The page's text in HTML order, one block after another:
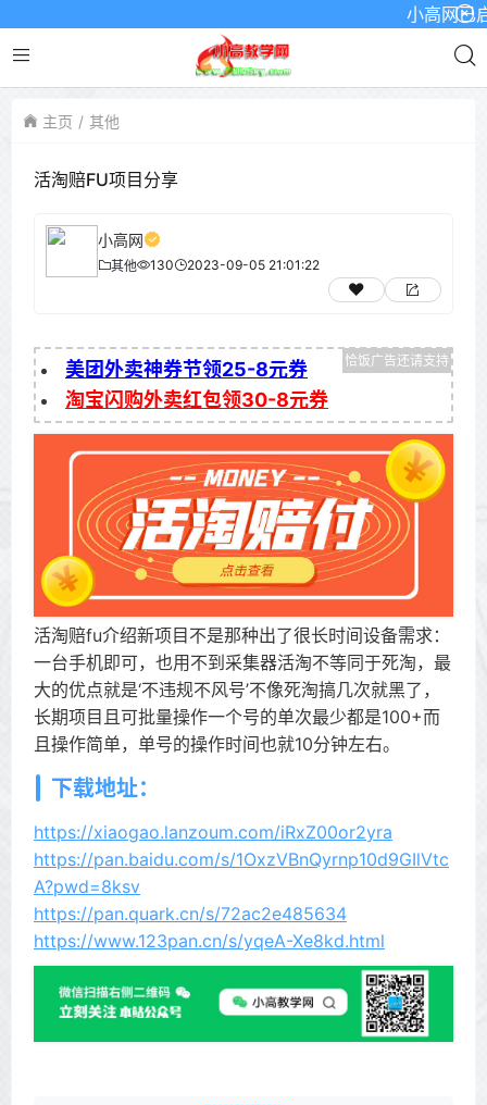
小高网已启
主页 其他
活淘赔FU项目分享
小高网
其他 130 2023-09-05 21:01:22
美团外卖神券节领25-8元券
淘宝闪购外卖红包领30-8元券
活淘赔fu介绍新项目不是那种出了很长时间设备需求：
一台手机即可，也用不到采集器活淘不等同于死淘，最
大的优点就是‘不违规不风号’不像死淘搞几次就黑了，
长期项目且可批量操作一个号的单次最少都是100+而
且操作简单，单号的操作时间也就10分钟左右。
下载地址：
https://xiaogao.lanzoum.com/iRxZ00or2yra
https://pan.baidu.com/s/1OxzVBnQyrnp10d9GIlVtc
A?pwd=8ksv
https://pan.quark.cn/s/72ac2e485634
https://www.123pan.cn/s/yqeA-Xe8kd.html